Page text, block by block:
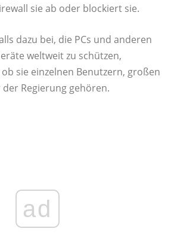
sie ab oder blockiert sie.
dazu bei, die PCs und anderen
weltweit zu schützen,
sie einzelnen Benutzern, großen
Regierung gehören.
ad